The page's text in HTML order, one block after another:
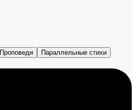
Проповеди
Параллельные стихи